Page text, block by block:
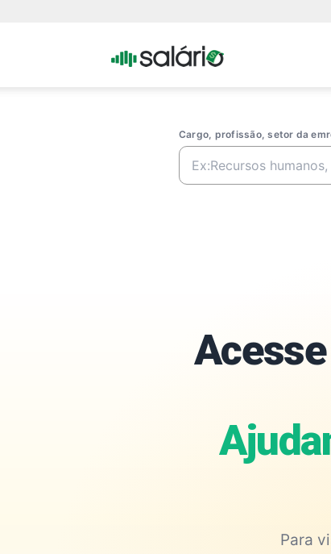
Portal
Cargo, profissão, setor da
Para